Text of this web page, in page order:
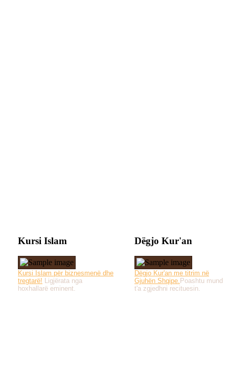
Kursi Islam
Kursi Islam për biznesmenë dhe
tregtarë! Ligjërata nga
hoxhallarë eminent.
Dëgjo Kur'an
Dëgjo Kur'an me titrim në
Gjuhën Shqipe. Poashtu mund
t'a zgjedhni recituesin.